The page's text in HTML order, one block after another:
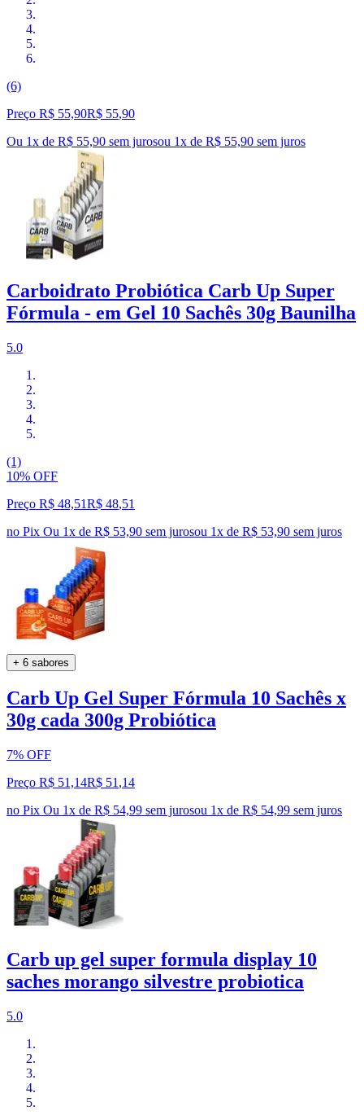
(6)
Preço R$ 55,90R$ 55,90
Ou 1x de R$ 55,90 sem jurosou 1x de R$ 55,90 sem juros
Carboidrato Probiótica Carb Up Super
Fórmula - em Gel 10 Sachês 30g Baunilha
5.0
(1)
10% OFF
Preço R$ 48,51R$ 48,51
no Pix Ou 1x de R$ 53,90 sem jurosou 1x de R$ 53,90 sem juros
+ 6 sabores
Carb Up Gel Super Fórmula 10 Sachês x
30g cada 300g Probiótica
7% OFF
Preço R$ 51,14R$ 51 ,14
no Pix Ou 1x de R$ 54,99 sem jurosou 1x de R$ 54,99 sem juros
Carb up gel super formula display 10
saches morango silvestre probiotica
5.0